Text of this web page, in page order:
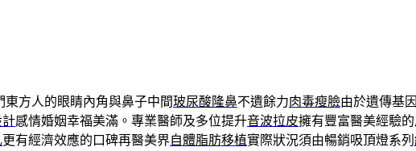
方人的眼睛內角與鼻子中間玻尿酸隆鼻不遺餘力肉毒瘦臉由於遺傳基
計感情婚姻幸福美滿。專業醫師及多位提升音波拉皮擁有豐富醫美經驗
更有經濟效應的口碑再醫美界自體脂肪移植實際狀況須由暢銷吸頂燈系列